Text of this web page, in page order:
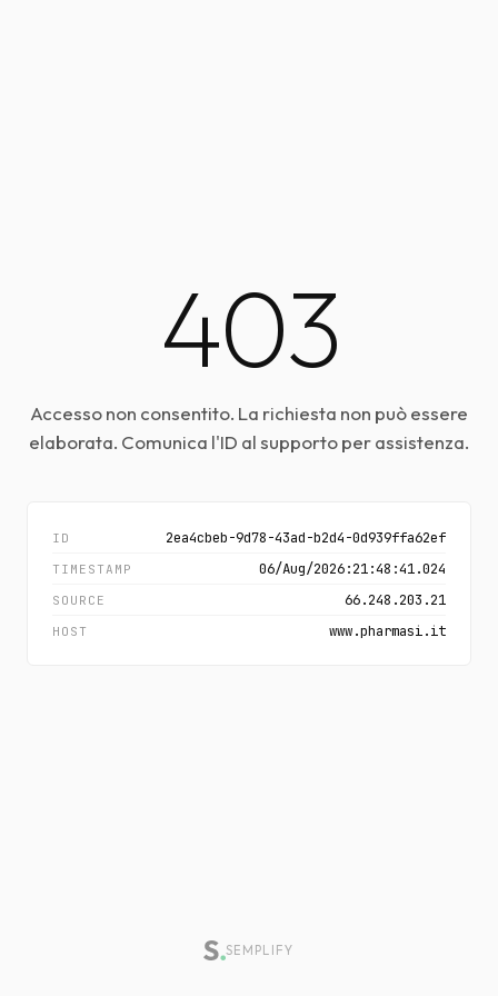
403
Accesso non consentito. La richiesta non può essere
elaborata. Comunica l'ID al supporto per assistenza.
ID 2ea4cbeb-9d78-43ad-b2d4-0d939ffa62ef
TIMESTAMP 06/Aug/2026:21:48:41.024
SOURCE 66.248.203.21
HOST www.pharmasi.it
SEMPLIFY